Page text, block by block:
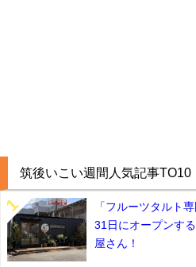
筑後いこい週間人気記事TO10
「フルーツタルト
31日にオープンす
屋さん！